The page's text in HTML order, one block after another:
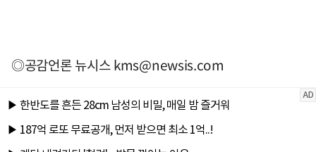
◎공감언론 뉴시스kms@newsis.com